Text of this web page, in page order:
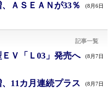
ＡＳＥＡＮが33％ (8月6日
記事一覧
Ｖ「Ｌ03」発売へ (8月7日
11カ月連続プラス (8月7日